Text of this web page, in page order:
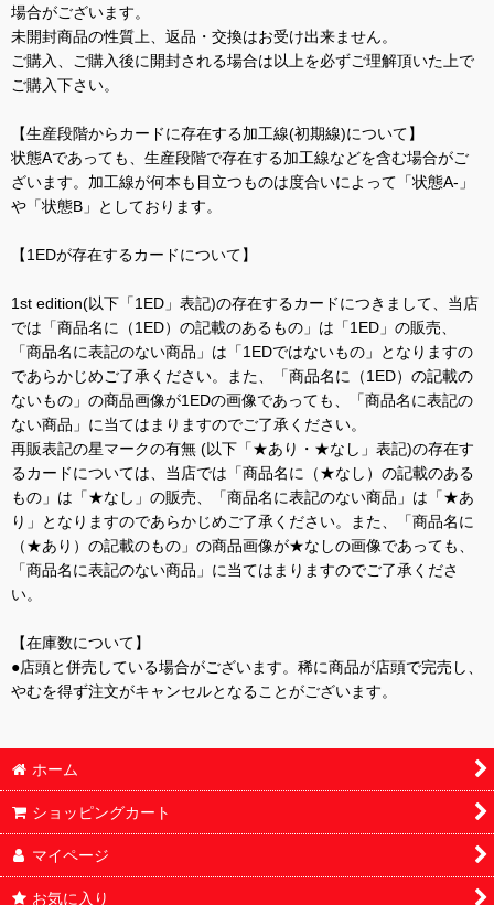
場合がございます。
未開封商品の性質上、返品・交換はお受け出来ません。
ご購入、ご購入後に開封される場合は以上を必ずご理解頂いた上で
ご購入下さい。
【生産段階からカードに存在する加工線(初期線)について】
状態Aであっても、生産段階で存在する加工線などを含む場合がご
ざいます。加工線が何本も目立つものは度合いによって「状態A-」
や「状態B」としております。
【1EDが存在するカードについて】
1st edition(以下「1ED」表記)の存在するカードにつきまして、当店
では「商品名に（1ED）の記載のあるもの」は「1ED」の販売、
「商品名に表記のない商品」は「1EDではないもの」となりますの
であらかじめご了承ください。また、「商品名に（1ED）の記載の
ないもの」の商品画像が1EDの画像であっても、「商品名に表記の
ない商品」に当てはまりますのでご了承ください。
再販表記の星マークの有無 (以下「★あり・★なし」表記)の存在す
るカードについては、当店では「商品名に（★なし）の記載のある
もの」は「★なし」の販売、「商品名に表記のない商品」は「★あ
り」となりますのであらかじめご了承ください。また、「商品名に
（★あり）の記載のもの」の商品画像が★なしの画像であっても、
「商品名に表記のない商品」に当てはまりますのでご了承くださ
い。
【在庫数について】
●店頭と併売している場合がございます。稀に商品が店頭で完売し、
やむを得ず注文がキャンセルとなることがございます。
ホーム
ショッピングカート
マイページ
お気に入り